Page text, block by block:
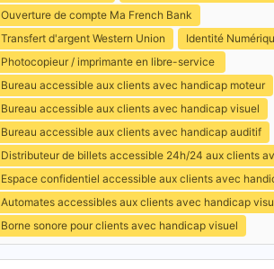
Ouverture de compte Ma French Bank
Transfert d'argent Western Union
Identité
Photocopieur / imprimante en libre-service
Bureau accessible aux clients avec handicap moteur
Bureau accessible aux clients avec handicap visuel
Bureau accessible aux clients avec handicap auditif
Distributeur de billets accessible 24h/24 aux clients
Espace confidentiel accessible aux clients avec
Automates accessibles aux clients avec handicap
Borne sonore pour clients avec handicap visuel